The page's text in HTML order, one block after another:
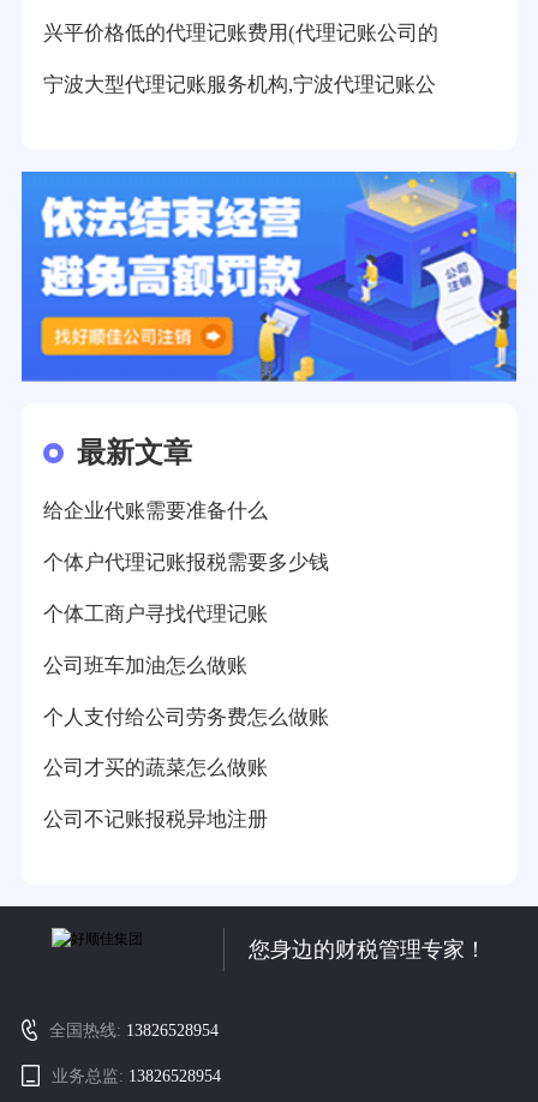
兴平价格低的代理记账费用(代理记账公司的
宁波大型代理记账服务机构,宁波代理记账公
最新文章
给企业代账需要准备什么
个体户代理记账报税需要多少钱
个体工商户寻找代理记账
公司班车加油怎么做账
个人支付给公司劳务费怎么做账
公司才买的蔬菜怎么做账
公司不记账报税异地注册
您身边的财税管理专家！
全国热线: 13826528954
业务总监: 13826528954